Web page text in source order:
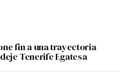
fin a una trayectoria
Tenerife Egatesa